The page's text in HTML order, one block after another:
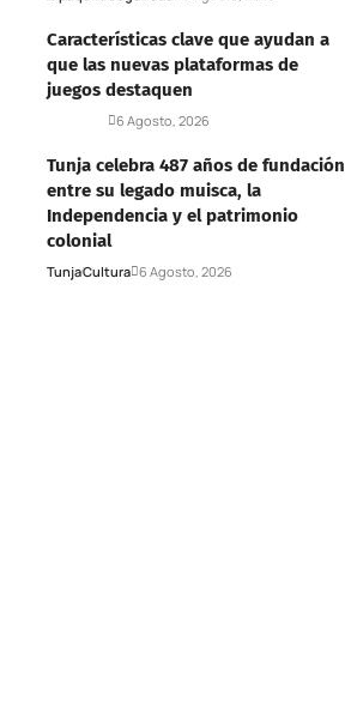
Características clave que ayudan a
que las nuevas plataformas de
juegos destaquen
6 Agosto, 2026
Tunja celebra 487 años de fundación
entre su legado muisca, la
Independencia y el patrimonio
colonial
TunjaCultura 6 Agosto, 2026